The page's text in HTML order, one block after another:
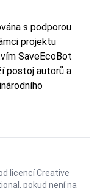
s podporou
projektu
SaveEcoBot
postoj autorů a
licencíCreative
, pokud není na